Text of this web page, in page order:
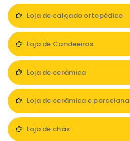
Loja de calçado ortopédico
Loja de Candeeiros
Loja de cerâmica
Loja de cerâmica e porcelana
Loja de chás